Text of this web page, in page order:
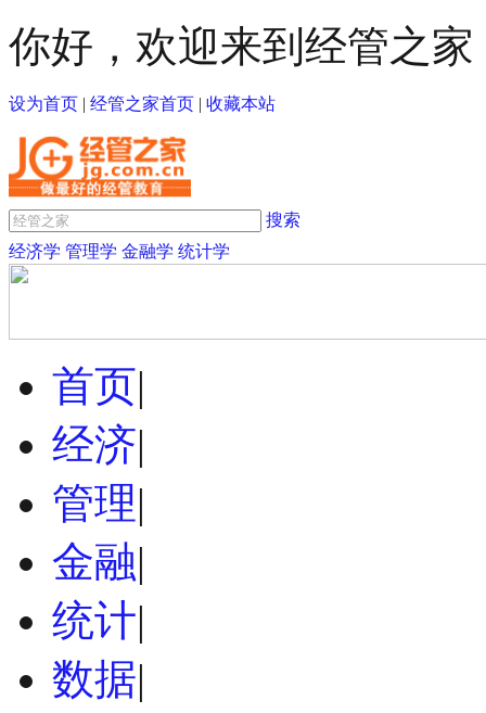
你好，欢迎来到经管之家
设为首页 | 经管之家首页 | 收藏本站
搜索
经济学 管理学 金融学 统计学
首页|
经济|
管理|
金融|
统计|
数据|